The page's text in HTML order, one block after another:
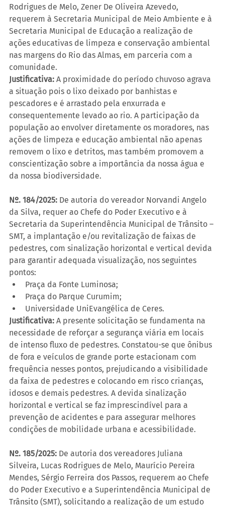
Rodrigues de Melo, Zener De Oliveira Azevedo,
requerem à Secretaria Municipal de Meio Ambiente e à
Secretaria Municipal de Educação a realização de
ações educativas de limpeza e conservação ambiental
nas margens do Rio das Almas, em parceria com a
comunidade.
Justificativa: A proximidade do período chuvoso agrava
a situação pois o lixo deixado por banhistas e
pescadores e é arrastado pela enxurrada e
consequentemente levado ao rio. A participação da
população ao envolver diretamente os moradores, nas
ações de limpeza e educação ambiental não apenas
removem o lixo e detritos, mas também promovem a
conscientização sobre a importância da nossa água e
da nossa biodiversidade.
Nº. 184/2025: De autoria do vereador Norvandi Angelo
da Silva, requer ao Chefe do Poder Executivo e à
Secretaria da Superintendência Municipal de Trânsito –
SMT, a implantação e/ou revitalização de faixas de
pedestres, com sinalização horizontal e vertical devida
para garantir adequada visualização, nos seguintes
pontos:
Praça da Fonte Luminosa;
Praça do Parque Curumim;
Universidade UniEvangélica de Ceres.
Justificativa: A presente solicitação se fundamenta na
necessidade de reforçar a segurança viária em locais
de intenso fluxo de pedestres. Constatou-se que ônibus
de fora e veículos de grande porte estacionam com
frequência nesses pontos, prejudicando a visibilidade
da faixa de pedestres e colocando em risco crianças,
idosos e demais pedestres. A devida sinalização
horizontal e vertical se faz imprescindível para a
prevenção de acidentes e para assegurar melhores
condições de mobilidade urbana e acessibilidade.
Nº. 185/2025: De autoria dos vereadores Juliana
Silveira, Lucas Rodrigues de Melo, Maurício Pereira
Mendes, Sérgio Ferreira dos Passos, requerem ao Chefe
do Poder Executivo e a Superintendência Municipal de
Trânsito (SMT), solicitando a realização de um estudo